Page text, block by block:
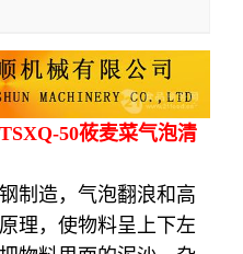
50莜麦菜气泡清
造，气泡翻浪和高
理，使物料呈上下左